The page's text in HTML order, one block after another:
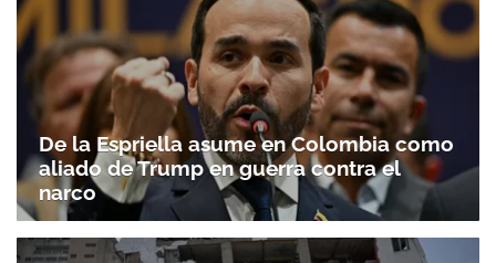
De la Espriella asume en Colombia como
aliado de Trump en guerra contra el
narco